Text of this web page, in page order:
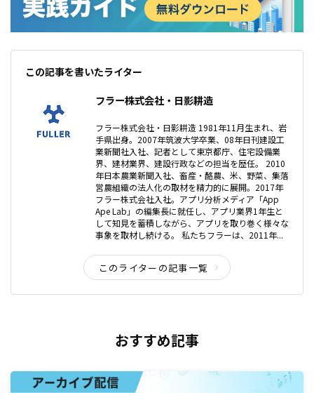
この記事を書いたライター
フラー株式会社・日影耕造
フラー株式会社・日影耕造 1981年11月生まれ、岩
手県出身。2007年筑波大学卒業、08年日刊建設工
業新聞社入社、記者として東京都庁、住宅設備業
界、建材業界、建設行政などの担当を歴任。 2010
年日本農業新聞入社、畜産・酪農、米、野菜、集落
営農組織の法人化の取材を精力的に展開。2017年
フラー株式会社入社。アプリ分析メディア「App
Ape Lab」の編集長に就任し、アプリ業界1年生と
して知見を蓄積しながら、アプリを取り巻く様々な
事象を取材し続ける。 私たちフラーは、2011年...
このライターの記事一覧
おすすめ記事